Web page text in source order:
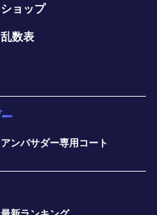
ショップ
乱数表
アンバサダー専用コート